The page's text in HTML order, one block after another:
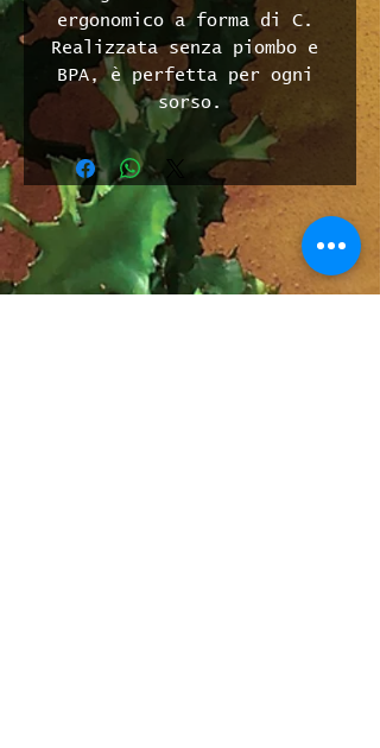
ergonomico a forma di C.
Realizzata senza piombo e
BPA, è perfetta per ogni
sorso.